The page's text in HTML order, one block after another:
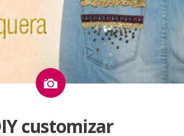
Imagen
customizar